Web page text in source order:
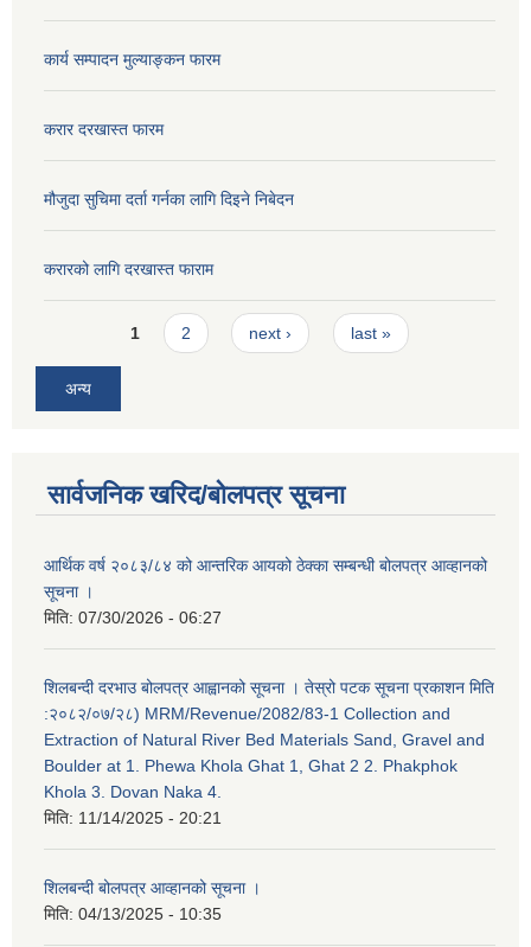
कार्य सम्पादन मुल्याङ्कन फारम
करार दरखास्त फारम
मौजुदा सुचिमा दर्ता गर्नका लागि दिइने निबेदन
करारको लागि दरखास्त फाराम
Pages1 2 next › last »
अन्य
सार्वजनिक खरिद/बोलपत्र सूचना
आर्थिक वर्ष २०८३/८४ को आन्तरिक आयको ठेक्का सम्बन्धी बोलपत्र आव्हानको
सूचना ।
मिति: 07/30/2026 - 06:27
शिलबन्दी दरभाउ बोलपत्र आह्वानको सूचना । तेस्रो पटक सूचना प्रकाशन मिति
:२०८२/०७/२८) MRM/Revenue/2082/83-1 Collection and
Extraction of Natural River Bed Materials Sand, Gravel and
Boulder at 1. Phewa Khola Ghat 1, Ghat 2 2. Phakphok
Khola 3. Dovan Naka 4.
मिति: 11/14/2025 - 20:21
शिलबन्दी बोलपत्र आव्हानको सूचना ।
मिति: 04/13/2025 - 10:35